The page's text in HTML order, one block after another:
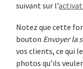
suivant sur l’
Notez que cette
bouton Envoyer la
vos clients, ce qui
photos qu’ils